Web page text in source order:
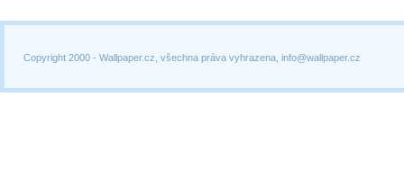
Copyright 2000 - Wallpaper.cz, všechna práva vyhrazena, info@wallpaper.cz